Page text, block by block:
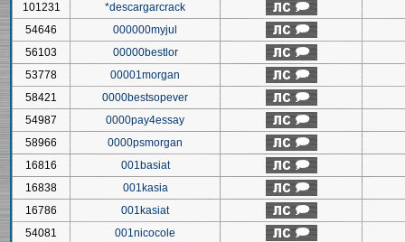
101231
*descargarcrack
54646
000000myjul
56103
00000bestlor
53778
00001morgan
58421
0000bestsopever
54987
0000pay4essay
58966
0000psmorgan
16816
001basiat
16838
001kasia
16786
001kasiat
54081
001nicocole